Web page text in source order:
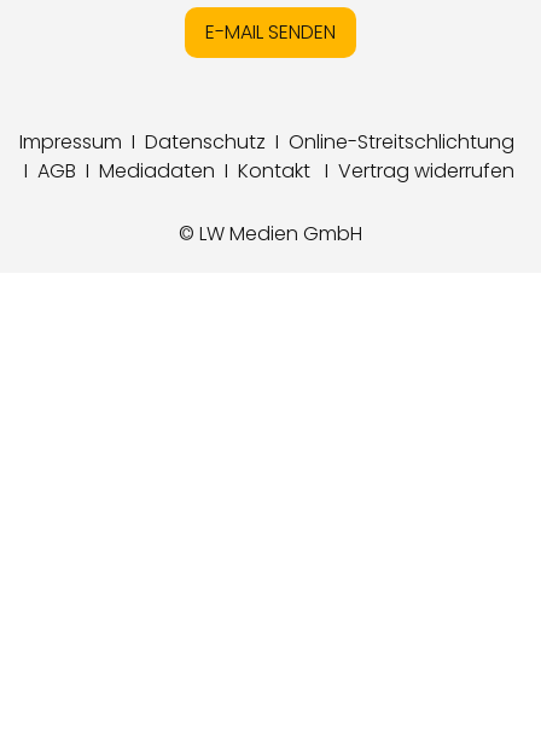
E-MAIL SENDEN
Impressum I Datenschutz I Online-Streitschlichtung
I AGB I Mediadaten I Kontakt I Vertrag widerrufen
© LW Medien GmbH